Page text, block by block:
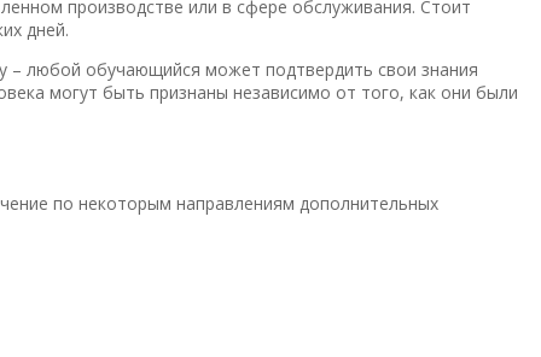
производстве или в сфере обслуживания. Стоит
дней.
– любой обучающийся может подтвердить свои знания
могут быть признаны независимо от того, как они были
по некоторым направлениям дополнительных